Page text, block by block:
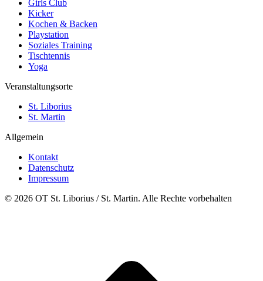
Girls Club
Kicker
Kochen & Backen
Playstation
Soziales Training
Tischtennis
Yoga
Veranstaltungsorte
St. Liborius
St. Martin
Allgemein
Kontakt
Datenschutz
Impressum
© 2026 OT St. Liborius / St. Martin. Alle Rechte vorbehalten